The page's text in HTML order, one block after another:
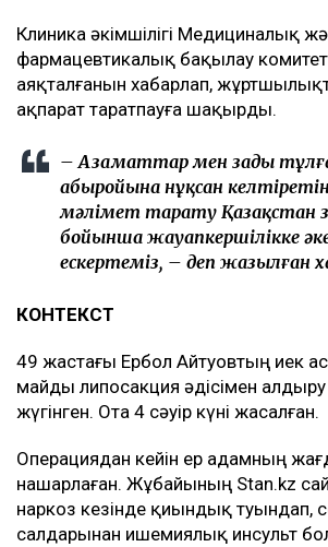
Клиника әкімшілігі Медициналық
фармацевтикалық бақылау
аяқталғанын хабарлап,
ақпарат таратпауға шақырды.
– Азаматтар мен заңды
абыройына нұқсан
мәлімет тарату Қазақстан
бойынша жауапкершілікке
ескертеміз, – деп жазылған
КОНТЕКСТ
49 жастағы Ербол Айтуовтың иек
майды липосакция әдісімен алдыру
жүгінген. Ота 4 сәуір күні жасалған.
Операциядан кейін ер адамның
нашарлаған. Жұбайының Stan.kz
наркоз кезінде қиындық туындап,
салдарынан ишемиялық инсульт